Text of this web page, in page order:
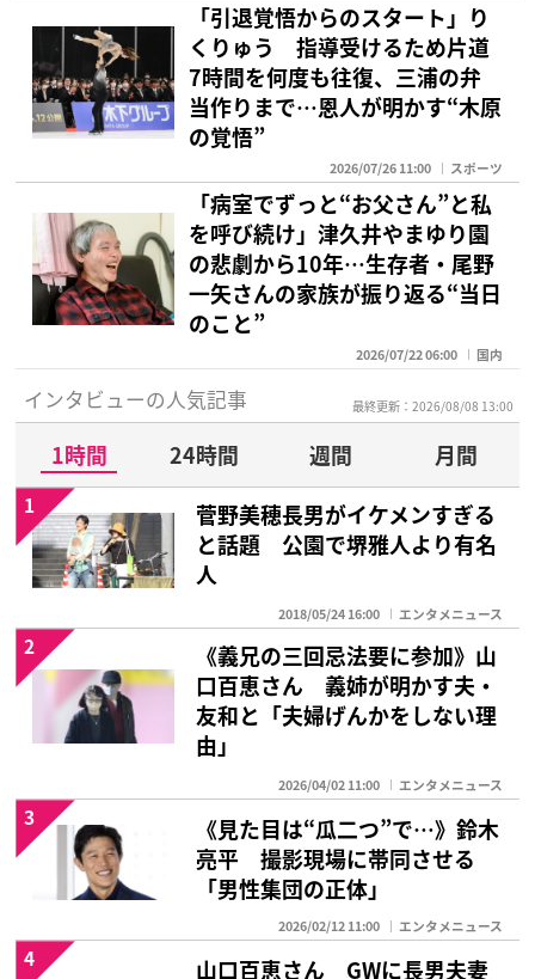
「引退覚悟からのスタート」り
くりゅう 指導受けるため片道
7時間を何度も往復、三浦の弁
当作りまで…恩人が明かす“木原
の覚悟”
2026/07/26 11:00 スポーツ
「病室でずっと“お父さん”と私
を呼び続け」津久井やまゆり園
の悲劇から10年…生存者・尾野
一矢さんの家族が振り返る“当日
のこと”
2026/07/22 06:00 国内
インタビューの人気記事 最終更新：2026/08/08 13:00
1時間 24時間 週間
月間
菅野美穂長男がイケメンすぎる
と話題 公園で堺雅人より有名
人
2018/05/24 16:00 エンタメニュース
1
《義兄の三回忌法要に参加》山
口百恵さん 義姉が明かす夫・
友和と「夫婦げんかをしない理
由」
2026/04/02 11:00 エンタメニュース
2
《見た目は“瓜二つ”で…》鈴木
亮平 撮影現場に帯同させる
「男性集団の正体」
2026/02/12 11:00 エンタメニュース
3
山口百恵さん GWに長男夫妻
4